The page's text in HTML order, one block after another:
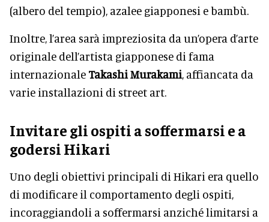
(albero del tempio), azalee giapponesi e bambù.
Inoltre, l’area sarà impreziosita da un’opera d’arte
originale dell’artista giapponese di fama
internazionale Takashi Murakami, affiancata da
varie installazioni di street art.
Invitare gli ospiti a soffermarsi e a
godersi Hikari
Uno degli obiettivi principali di Hikari era quello
di modificare il comportamento degli ospiti,
incoraggiandoli a soffermarsi anziché limitarsi a